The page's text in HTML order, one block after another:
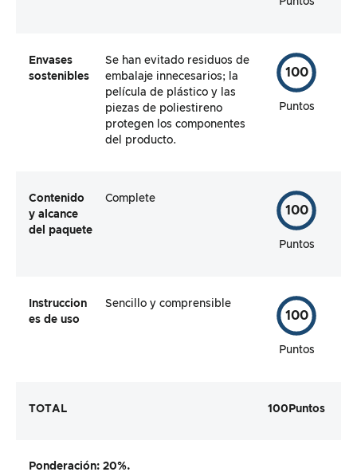
Envases
sostenibles
Se han evitado residuos de
embalaje innecesarios; la
película de plástico y las
piezas de poliestireno
protegen los componentes
del producto.
100
Puntos
Contenido
y alcance
del paquete
Complete
100
Puntos
Instruccion
es de uso
Sencillo y comprensible
100
Puntos
TOTAL 100 Puntos
Ponderación: 20%.